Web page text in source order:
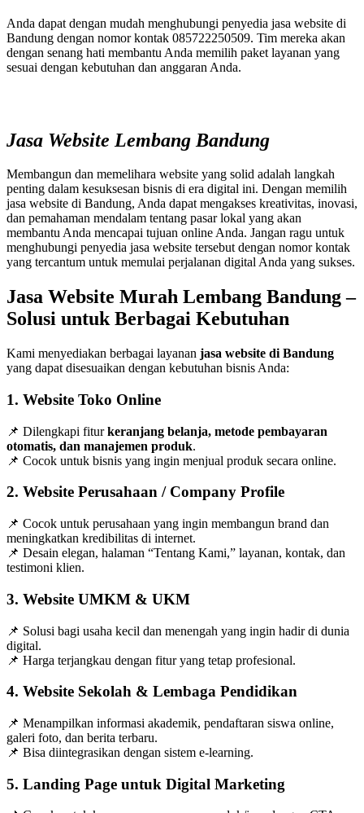
Anda dapat dengan mudah menghubungi penyedia jasa website di
Bandung dengan nomor kontak 085722250509. Tim mereka akan
dengan senang hati membantu Anda memilih paket layanan yang
sesuai dengan kebutuhan dan anggaran Anda.
Jasa Website Lembang Bandung
Membangun dan memelihara website yang solid adalah langkah
penting dalam kesuksesan bisnis di era digital ini. Dengan memilih
jasa website di Bandung, Anda dapat mengakses kreativitas, inovasi,
dan pemahaman mendalam tentang pasar lokal yang akan
membantu Anda mencapai tujuan online Anda. Jangan ragu untuk
menghubungi penyedia jasa website tersebut dengan nomor kontak
yang tercantum untuk memulai perjalanan digital Anda yang sukses.
Jasa Website Murah Lembang Bandung –
Solusi untuk Berbagai Kebutuhan
Kami menyediakan berbagai layanan jasa website di Bandung
yang dapat disesuaikan dengan kebutuhan bisnis Anda:
1. Website Toko Online
📌 Dilengkapi fiturkeranjang belanja, metode pembayaran
otomatis, dan manajemen produk.
📌 Cocok untuk bisnis yang ingin menjual produk secara online.
2. Website Perusahaan / Company Profile
📌 Cocok untuk perusahaan yang ingin membangun brand dan
meningkatkan kredibilitas di internet.
📌 Desain elegan, halaman “Tentang Kami,” layanan, kontak, dan
testimoni klien.
3. Website UMKM & UKM
📌 Solusi bagi usaha kecil dan menengah yang ingin hadir di dunia
digital.
📌 Harga terjangkau dengan fitur yang tetap profesional.
4. Website Sekolah & Lembaga Pendidikan
📌 Menampilkan informasi akademik, pendaftaran siswa online,
galeri foto, dan berita terbaru.
📌 Bisa diintegrasikan dengan sistem e-learning.
5. Landing Page untuk Digital Marketing